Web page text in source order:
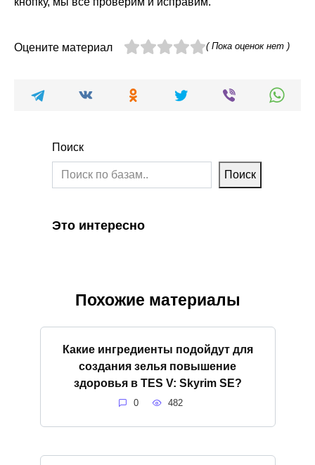
Оцените материал ( Пока оценок нет )
Поиск
Поиск
Это интересно
Похожие материалы
Какие ингредиенты подойдут для
создания зелья повышение
здоровья в TES V: Skyrim SE?
0 482